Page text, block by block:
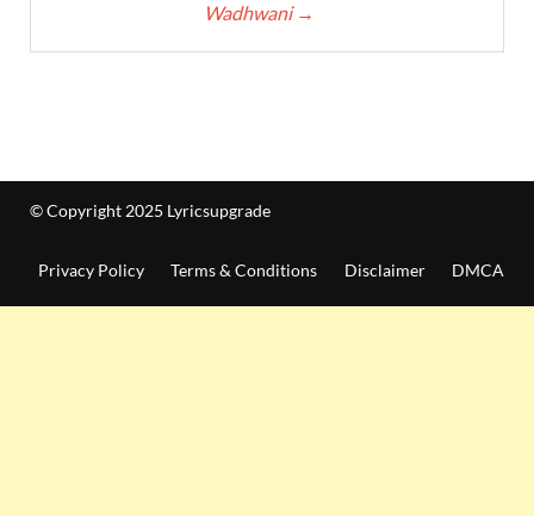
Wadhwani →
© Copyright 2025 Lyricsupgrade
Privacy Policy Terms & Conditions Disclaimer DMCA